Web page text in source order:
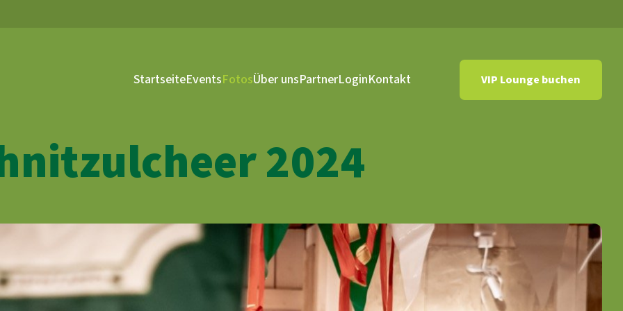
StartseiteEventsFotosÜber unsPartnerLoginKontakt VIP Lounge buchen
2024